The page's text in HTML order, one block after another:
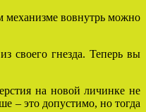
механизме вовнутрь можно
своего гнезда. Теперь вы
на новой личинке не
– это допустимо, но тогда